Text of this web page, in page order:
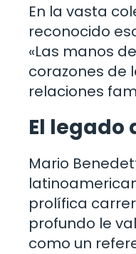
En la vasta
reconocido
«Las manos
corazones de
relaciones
El
Mario
prolífica
profundo le
como un